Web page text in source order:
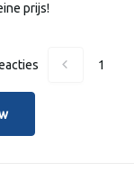
prijs!
1